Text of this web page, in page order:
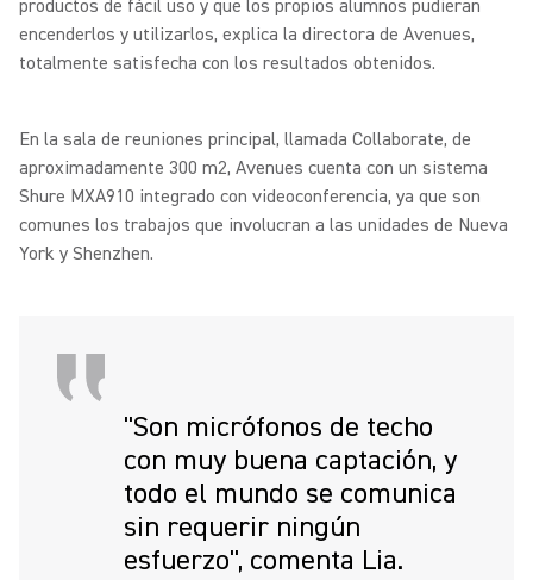
productos de fácil uso y que los propios alumnos pudieran
encenderlos y utilizarlos, explica la directora de Avenues,
totalmente satisfecha con los resultados obtenidos.
En la sala de reuniones principal, llamada Collaborate, de
aproximadamente 300 m2, Avenues cuenta con un sistema
Shure MXA910 integrado con videoconferencia, ya que son
comunes los trabajos que involucran a las unidades de Nueva
York y Shenzhen.
"Son micrófonos de techo
con muy buena captación, y
todo el mundo se comunica
sin requerir ningún
esfuerzo", comenta Lia.